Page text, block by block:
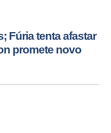
Fúria tenta afastar
promete novo